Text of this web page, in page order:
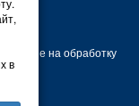
Согласие на обработку
в